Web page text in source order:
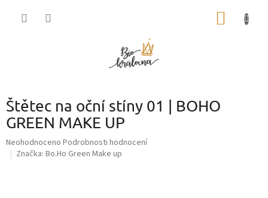
Štětec na oční stíny 01 | BOHO
GREEN MAKE UP
Průměrné
hodnocení
Neohodnoceno Podrobnosti hodnocení
Značka: Bo.Ho Green Make up